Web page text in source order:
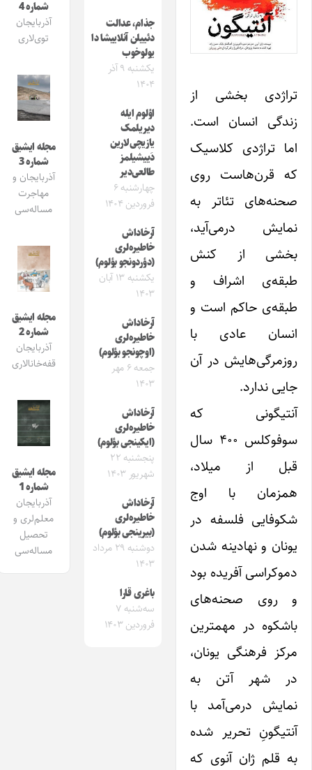
تراژدی بخشی از
زندگی انسان است.
اما تراژدی کلاسیک
که قرن‌هاست روی
صحنه‌های تئاتر به
نمایش در‌می‌آید،
بخشی از کنش
طبقه‌ی اشراف و
طبقه‌ی حاکم است و
انسان عادی با
روزمرگی‌هایش در آن
جایی ندارد.
آنتیگونی که
سوفوکلس ۴۰۰ سال
قبل از میلاد،
همزمان با اوج
شکوفایی فلسفه در
یونان و نهادینه شدن
دموکراسی آفریده بود
و روی صحنه‌های
باشکوه در مهمترین
مرکز فرهنگی یونان،
در شهر آتن به
نمایش درمی‌آمد با
آنتیگونِ تحریر شده
به قلم ژان آنوی که
جذام، عدالت
دئییلن آنلاییشا دا
یولوخوب
یکشنبه ۹ آذر
۱۴۰۴
اؤلوم ایله
دیریلمک
یازیچی‌لارین
دَییشیلمز
طالعی‌دیر
چهارشنبه ۶
فروردین ۱۴۰۴
آرخاداش
خاطیره‌لری
(دؤردونجو بؤلوم)
یکشنبه ۱۳ آبان
۱۴۰۳
آرخاداش
خاطیره‌لری
(اوچونجو بؤلوم)
جمعه ۶ مهر
۱۴۰۳
آرخاداش
خاطیره‌لری
(ایکینجی بؤلوم)
پنجشنبه ۲۲
شهریور ۱۴۰۳
آرخاداش
خاطیره‌لری
(بیرینجی بؤلوم)
دوشنبه ۲۹ مرداد
۱۴۰۳
باغری قارا
سه‌شنبه ۷
فروردین ۱۴۰۳
شماره 4
آذربایجان
توی‌لاری
مجله ایشیق
شماره 3
آذربایجان و
مهاجرت
مساله‌سی
مجله ایشیق
شماره 2
آذربایجان
قفه‌خانالاری
مجله ایشیق
شماره 1
آذربایجان
معلم‌لری و
تحصیل
مساله‌سی